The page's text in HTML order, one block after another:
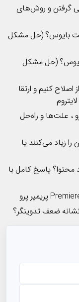
گرفتن و روش‌های
بایوس؟ (حل مشکل
بایوس؟ (حل مشکل
کنیم و ارتقا
در پریمیر پرو ، علت‌ها و راه‌حل
زیاد می‌کنند یا
محتوا؟ پاسخ کامل با
ضعف تدوینگر؟